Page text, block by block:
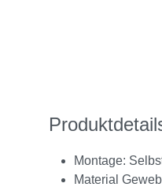
Montage:
Material